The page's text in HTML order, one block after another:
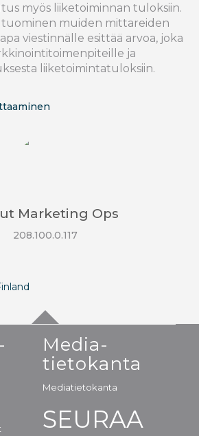
myös liiketoiminnan tuloksiin.
muiden mittareiden
viestinnälle esittää arvoa, joka
ja
liiketoimintatuloksiin.
Marketing Ops
208.100.0.117
Media-
tietokanta
Mediatietokanta
SEURAA